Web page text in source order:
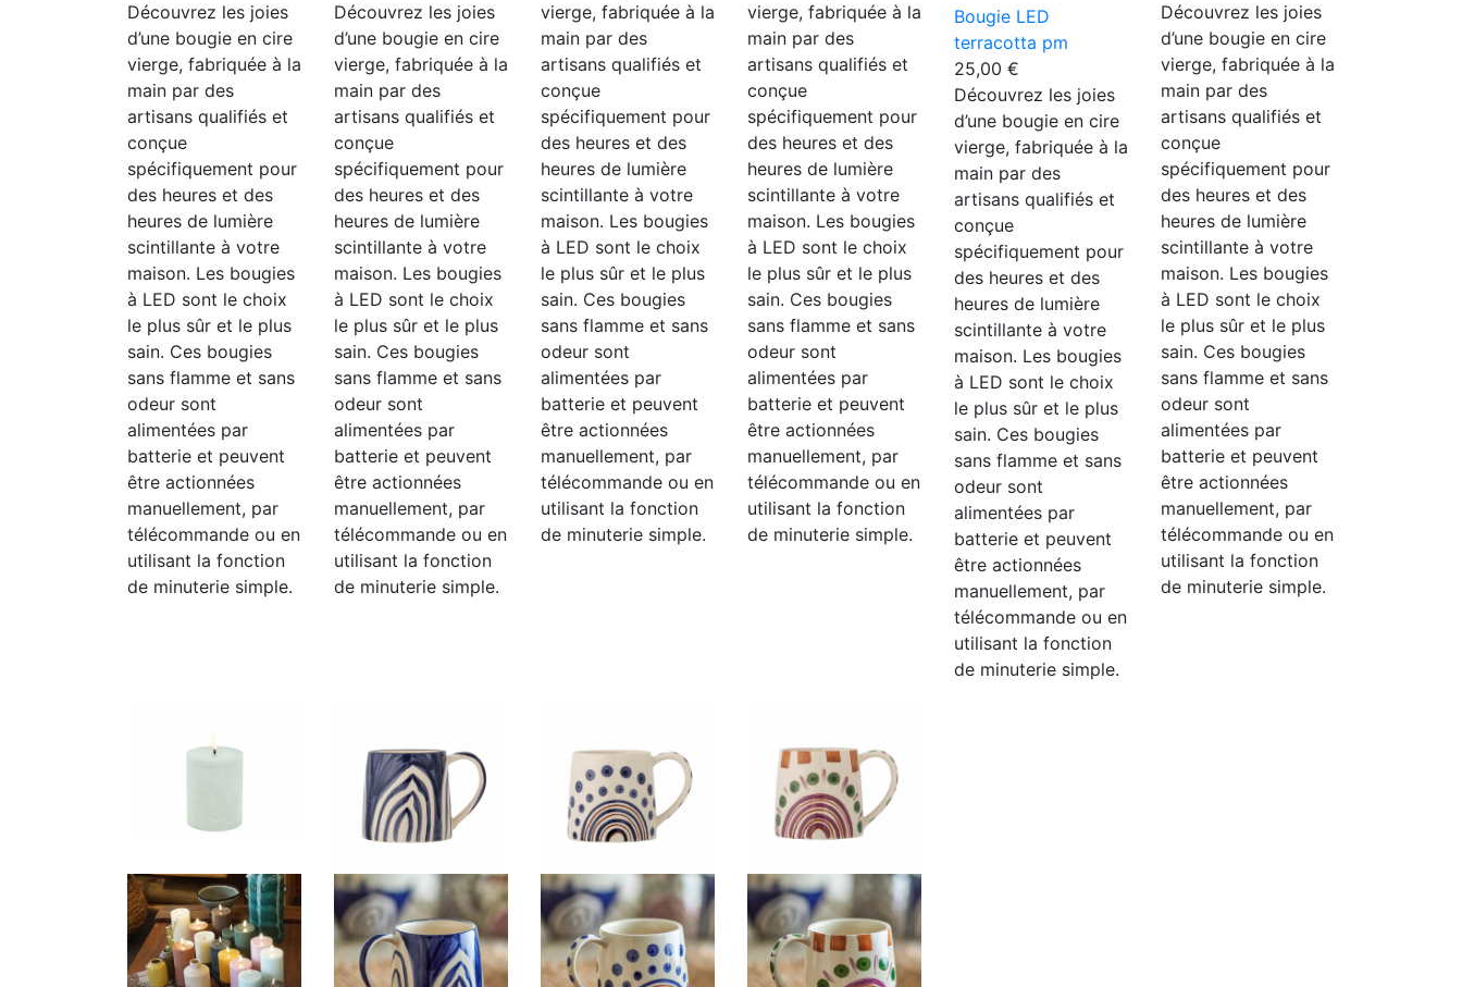
Découvrez les joies
d’une bougie en cire
vierge, fabriquée à la
main par des
artisans qualifiés et
conçue
spécifiquement pour
des heures et des
heures de lumière
scintillante à votre
maison. Les bougies
à LED sont le choix
le plus sûr et le plus
sain. Ces bougies
sans flamme et sans
odeur sont
alimentées par
batterie et peuvent
être actionnées
manuellement, par
télécommande ou en
utilisant la fonction
de minuterie simple.
Découvrez les joies
d’une bougie en cire
vierge, fabriquée à la
main par des
artisans qualifiés et
conçue
spécifiquement pour
des heures et des
heures de lumière
scintillante à votre
maison. Les bougies
à LED sont le choix
le plus sûr et le plus
sain. Ces bougies
sans flamme et sans
odeur sont
alimentées par
batterie et peuvent
être actionnées
manuellement, par
télécommande ou en
utilisant la fonction
de minuterie simple.
vierge, fabriquée à la
main par des
artisans qualifiés et
conçue
spécifiquement pour
des heures et des
heures de lumière
scintillante à votre
maison. Les bougies
à LED sont le choix
le plus sûr et le plus
sain. Ces bougies
sans flamme et sans
odeur sont
alimentées par
batterie et peuvent
être actionnées
manuellement, par
télécommande ou en
utilisant la fonction
de minuterie simple.
vierge, fabriquée à la
main par des
artisans qualifiés et
conçue
spécifiquement pour
des heures et des
heures de lumière
scintillante à votre
maison. Les bougies
à LED sont le choix
le plus sûr et le plus
sain. Ces bougies
sans flamme et sans
odeur sont
alimentées par
batterie et peuvent
être actionnées
manuellement, par
télécommande ou en
utilisant la fonction
de minuterie simple.
Bougie LED
terracotta pm
25,00 €
Découvrez les joies
d’une bougie en cire
vierge, fabriquée à la
main par des
artisans qualifiés et
conçue
spécifiquement pour
des heures et des
heures de lumière
scintillante à votre
maison. Les bougies
à LED sont le choix
le plus sûr et le plus
sain. Ces bougies
sans flamme et sans
odeur sont
alimentées par
batterie et peuvent
être actionnées
manuellement, par
télécommande ou en
utilisant la fonction
de minuterie simple.
Découvrez les joies
d’une bougie en cire
vierge, fabriquée à la
main par des
artisans qualifiés et
conçue
spécifiquement pour
des heures et des
heures de lumière
scintillante à votre
maison. Les bougies
à LED sont le choix
le plus sûr et le plus
sain. Ces bougies
sans flamme et sans
odeur sont
alimentées par
batterie et peuvent
être actionnées
manuellement, par
télécommande ou en
utilisant la fonction
de minuterie simple.